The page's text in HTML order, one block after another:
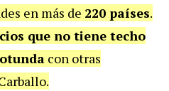
en más de 220 países.
que no tiene techo
con otras